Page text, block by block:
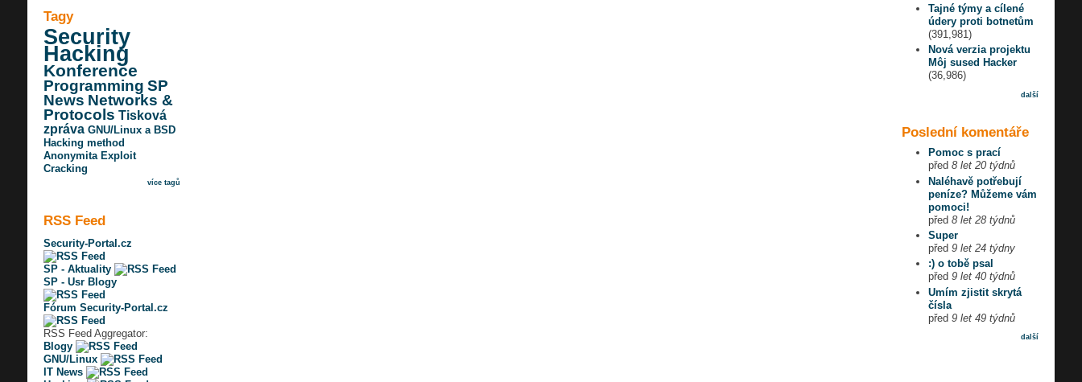
Tagy
Security
Hacking
Konference
Programming SP
News Networks &
Protocols Tisková
zpráva GNU/Linux a BSD
Hacking method
Anonymita Exploit
Cracking
více tagů
RSS Feed
Security-Portal.cz
SP - Aktuality
SP - Usr Blogy
Fórum Security-Portal.cz
RSS Feed Aggregator:
Blogy
GNU/Linux
IT News
Tajné týmy a cílené
údery proti botnetům
(391,981)
Nová verzia projektu
Môj sused Hacker
(36,986)
další
Poslední komentáře
Pomoc s prací
před 8 let 20 týdnů
Naléhavě potřebují
peníze? Můžeme vám
pomoci!
před 8 let 28 týdnů
Super
před 9 let 24 týdny
:) o tobě psal
před 9 let 40 týdnů
Umím zjistit skrytá
čísla
před 9 let 49 týdnů
další